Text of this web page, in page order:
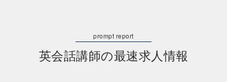
英会話講師の最速求人情報